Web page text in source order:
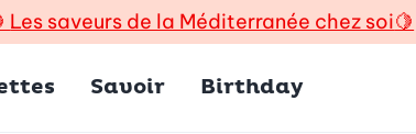
Les saveurs de la Méditerranée chez soi🍋
Savoir Birthday